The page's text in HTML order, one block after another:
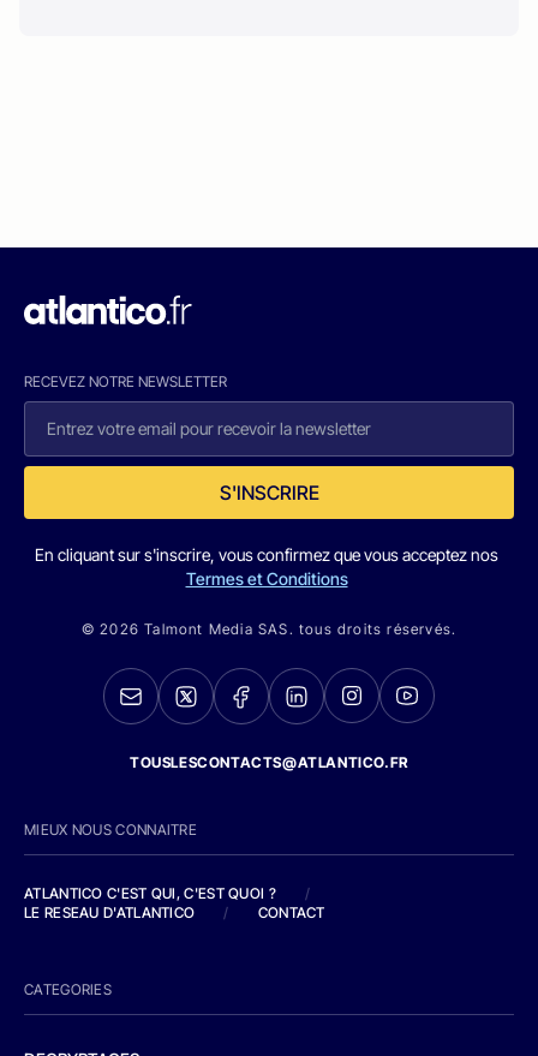
RECEVEZ NOTRE NEWSLETTER
S'INSCRIRE
En cliquant sur s'inscrire, vous confirmez que vous acceptez nos
Termes et Conditions
© 2026 Talmont Media SAS. tous droits réservés.
TOUSLESCONTACTS@ATLANTICO.FR
MIEUX NOUS CONNAITRE
ATLANTICO C'EST QUI, C'EST QUOI ?
/
LE RESEAU D'ATLANTICO
/ CONTACT
CATEGORIES